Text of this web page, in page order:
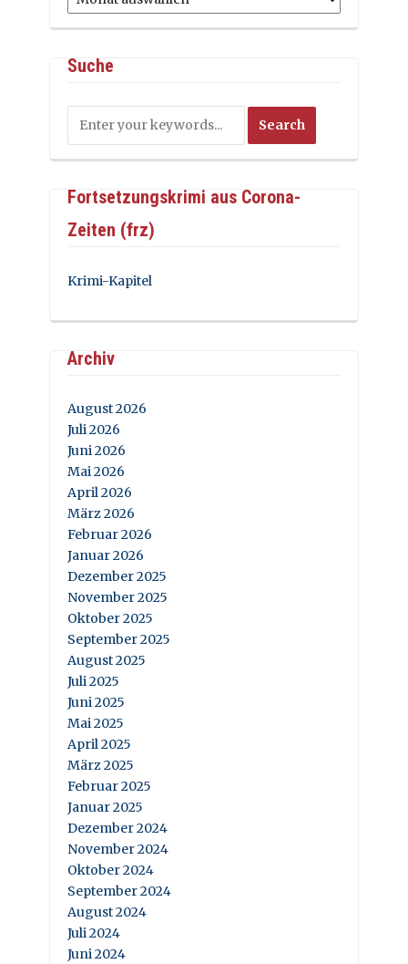
Suche
Fortsetzungskrimi aus Corona-
Zeiten (frz)
Krimi-Kapitel
Archiv
August 2026
Juli 2026
Juni 2026
Mai 2026
April 2026
März 2026
Februar 2026
Januar 2026
Dezember 2025
November 2025
Oktober 2025
September 2025
August 2025
Juli 2025
Juni 2025
Mai 2025
April 2025
März 2025
Februar 2025
Januar 2025
Dezember 2024
November 2024
Oktober 2024
September 2024
August 2024
Juli 2024
Juni 2024